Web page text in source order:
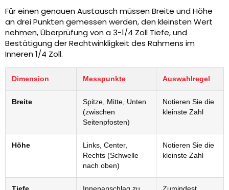
Für einen genauen Austausch müssen Breite und Höhe
an drei Punkten gemessen werden, den kleinsten Wert
nehmen, Überprüfung von a 3-1/4 Zoll Tiefe, und
Bestätigung der Rechtwinkligkeit des Rahmens im
Inneren 1/4 Zoll.
Dimension Messpunkte Auswahlregel
Breite
Spitze, Mitte, Unten
(zwischen
Seitenpfosten)
Notieren Sie die
kleinste Zahl
Höhe
Links, Center,
Rechts (Schwelle
nach oben)
Notieren Sie die
kleinste Zahl